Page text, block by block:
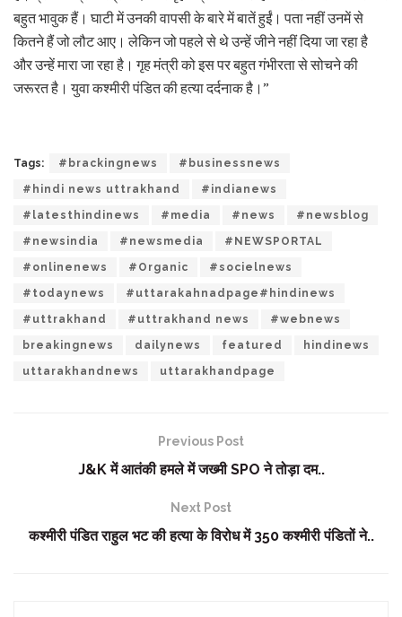
बहुत भावुक हैं। घाटी में उनकी वापसी के बारे में बातें हुईं। पता नहीं उनमें से
कितने हैं जो लौट आए। लेकिन जो पहले से थे उन्हें जीने नहीं दिया जा रहा है
और उन्हें मारा जा रहा है। गृह मंत्री को इस पर बहुत गंभीरता से सोचने की
जरूरत है। युवा कश्मीरी पंडित की हत्या दर्दनाक है।”
Tags: #brackingnews #businessnews
#hindi news uttrakhand #indianews
#latesthindinews #media #news #newsblog
#newsindia #newsmedia #NEWSPORTAL
#onlinenews #Organic #socielnews
#todaynews #uttarakahnadpage#hindinews
#uttrakhand #uttrakhand news #webnews
breakingnews dailynews featured hindinews
uttarakhandnews uttarakhandpage
Previous Post
J&K में आतंकी हमले में जख्मी SPO ने तोड़ा दम..
Next Post
कश्मीरी पंडित राहुल भट की हत्या के विरोध में 350 कश्मीरी पंडितों ने..